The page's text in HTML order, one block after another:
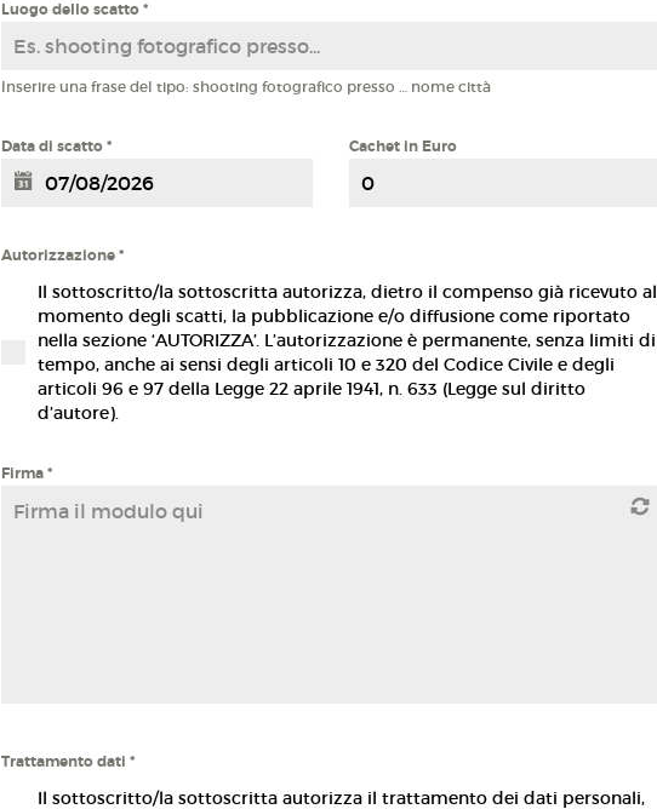
Luogo dello scatto*
Inserire una frase del tipo: shooting fotografico presso … nome città
Data di scatto* Cachet in Euro
Autorizzazione*
Il sottoscritto/la sottoscritta autorizza, dietro il compenso già ricevuto al
momento degli scatti, la pubblicazione e/o diffusione come riportato
nella sezione ‘AUTORIZZA’. L’autorizzazione è permanente, senza limiti di
tempo, anche ai sensi degli articoli 10 e 320 del Codice Civile e degli
articoli 96 e 97 della Legge 22 aprile 1941, n. 633 (Legge sul diritto
d’autore).
Firma*
Firma il modulo qui
Trattamento dati *
Il sottoscritto/la sottoscritta autorizza il trattamento dei dati personali,